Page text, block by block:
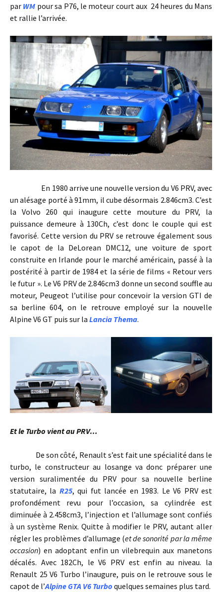
par WM pour sa P76, le moteur court aux 24 heures du Mans
et rallie l’arrivée.
En 1980 arrive une nouvelle version du V6 PRV, avec
un alésage porté à 91mm, il cube désormais 2.846cm3. C’est
la Volvo 260 qui inaugure cette mouture du PRV, la
puissance demeure à 130Ch, c’est donc le couple qui est
favorisé. Cette version du PRV se retrouve également sous
le capot de la DeLorean DMC12, une voiture de sport
construite en Irlande pour le marché américain, passé à la
postérité à partir de 1984 et la série de films « Retour vers
le futur ». Le V6 PRV de 2.846cm3 donne un second souffle au
moteur, Peugeot l’utilise pour concevoir la version GTI de
sa berline 604, on le retrouve employé sur la nouvelle
Alpine V6 GT puis sur la Lancia Thema.
Et le Turbo vient au PRV…
De son côté, Renault s’est fait une spécialité dans le
turbo, le constructeur au losange va donc préparer une
version suralimentée du PRV pour sa nouvelle berline
statutaire, la R25, qui fut lancée en 1983. Le V6 PRV est
profondément revu pour l’occasion, sa cylindrée est
diminuée à 2.458cm3, l’injection et l’allumage sont confiés
à un système Renix. Quitte à modifier le PRV, autant aller
régler les problèmes d’allumage (et de sonorité par la même
occasion) en adoptant enfin un vilebrequin aux manetons
décalés. Avec 182Ch, le V6 PRV est enfin au niveau. la
Renault 25 V6 Turbo l’inaugure, puis on le retrouve sous le
capot de l’Alpine GTA V6 Turbo quelques semaines plus tard.